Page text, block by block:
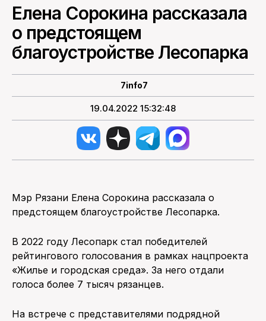
Елена Сорокина рассказала
о предстоящем
благоустройстве Лесопарка
7info7
19.04.2022 15:32:48
Мэр Рязани Елена Сорокина рассказала о
предстоящем благоустройстве Лесопарка.
В 2022 году Лесопарк стал победителей
рейтингового голосования в рамках нацпроекта
«Жилье и городская среда». За него отдали
голоса более 7 тысяч рязанцев.
На встрече с представителями подрядной